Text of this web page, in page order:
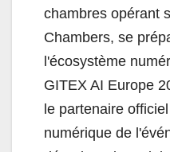
chambres opérant
Chambers, se
l'écosystème
GITEX AI Europe
le partenaire
numérique de